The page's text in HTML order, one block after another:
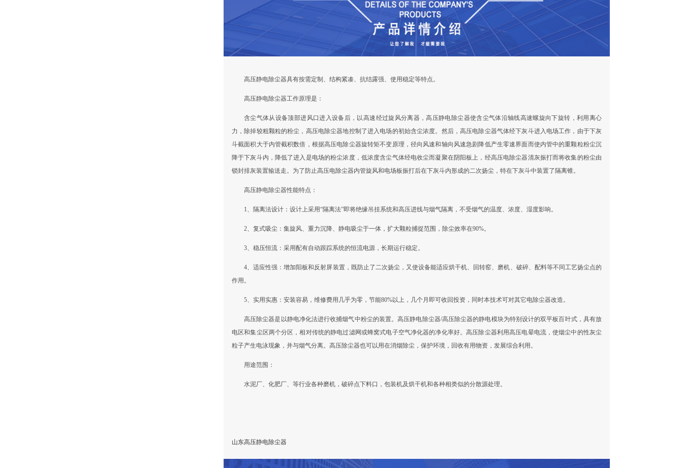
高压静电除尘器具有按需定制、结构紧凑、抗结露强、使用稳定等特点。
高压静电除尘器工作原理是：
含尘气体从设备顶部进风口进入设备后，以高速经过旋风分离器，高压静电除尘器使含尘气体沿轴线高速螺旋向下旋转，利用离心
力，除掉较粗颗粒的粉尘，高压电除尘器地控制了进入电场的初始含尘浓度。然后，高压电除尘器气体经下灰斗进入电场工作，由于下灰
斗截面积大于内管截积数倍，根据高压电除尘器旋转矩不变原理，径向风速和轴向风速急剧降低产生零速界面而使内管中的重颗粒粉尘沉
降于下灰斗内，降低了进入是电场的粉尘浓度，低浓度含尘气体经电收尘而凝聚在阴阳板上，经高压电除尘器清灰振打而将收集的粉尘由
锁封排灰装置输送走。为了防止高压电除尘器内管旋风和电场板振打后在下灰斗内形成的二次扬尘，特在下灰斗中装置了隔离锥。
高压静电除尘器性能特点：
1、隔离法设计：设计上采用“隔离法”即将绝缘吊挂系统和高压进线与烟气隔离，不受烟气的温度、浓度、湿度影响。
2、复式吸尘：集旋风、重力沉降、静电吸尘于一体，扩大颗粒捕捉范围，除尘效率在90%。
3、稳压恒流：采用配有自动跟踪系统的恒流电源，长期运行稳定。
4、适应性强：增加阳板和反射屏装置，既防止了二次扬尘，又使设备能适应烘干机、回转窑、磨机、破碎、配料等不同工艺扬尘点的
作用。
5、实用实惠：安装容易，维修费用几乎为零，节能80%以上，几个月即可收回投资，同时本技术可对其它电除尘器改造。
高压除尘器是以静电净化法进行收捕烟气中粉尘的装置。高压静电除尘器/高压除尘器的静电模块为特别设计的双平板百叶式，具有放
电区和集尘区两个分区，相对传统的静电过滤网或蜂窝式电子空气净化器的净化率好。高压除尘器利用高压电晕电流，使烟尘中的性灰尘
粒子产生电泳现象，并与烟气分离。高压除尘器也可以用在消烟除尘，保护环境，回收有用物资，发展综合利用。
用途范围：
水泥厂、化肥厂、等行业各种磨机，破碎点下料口，包装机及烘干机和各种相类似的分散源处理。
山东高压静电除尘器